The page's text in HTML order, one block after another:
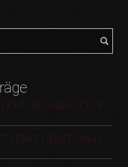
DIE SINGLE „CLUB
SEINER DEBUT-SINGLE